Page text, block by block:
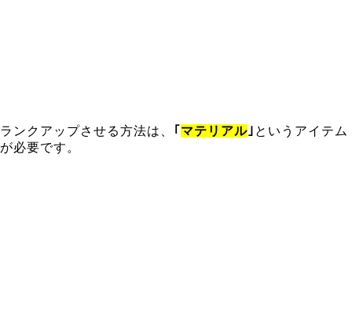
ランクアップさせる方法は、 ｢ マテリアル ｣ というアイテム
が必要です。